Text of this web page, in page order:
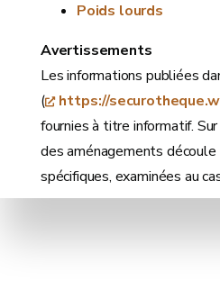
Poids lourds
Avertissements
Les informations publiées
(
https://
fournies à titre informatif.
des aménagements découle
spécifiques, examinées au